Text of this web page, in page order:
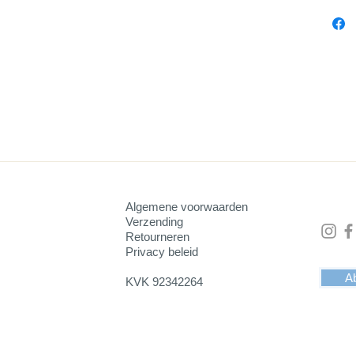
Algemene voorwaarden
Verzending
Retourneren
Privacy beleid
KVK 92342264